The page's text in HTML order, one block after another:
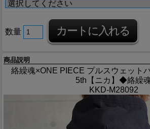
数量
商品説明
絡繰魂×ONE PIECE プルスウェット
5th【ニカ】◆絡繰
KKD-M28092